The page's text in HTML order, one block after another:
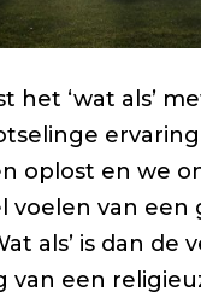
het ‘wat als’
oplost en we
voelen van een
als’ is dan de
van een